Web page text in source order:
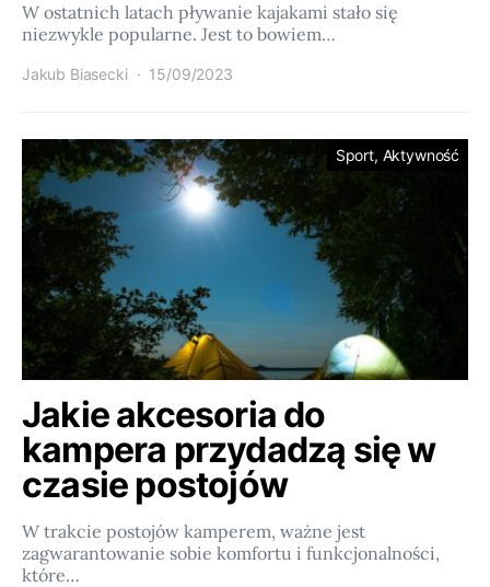
W ostatnich latach pływanie kajakami stało się
niezwykle popularne. Jest to bowiem…
Jakub Biasecki 15/09/2023
Sport, Aktywność
Jakie akcesoria do
kampera przydadzą się w
czasie postojów
W trakcie postojów kamperem, ważne jest
zagwarantowanie sobie komfortu i funkcjonalności,
które…